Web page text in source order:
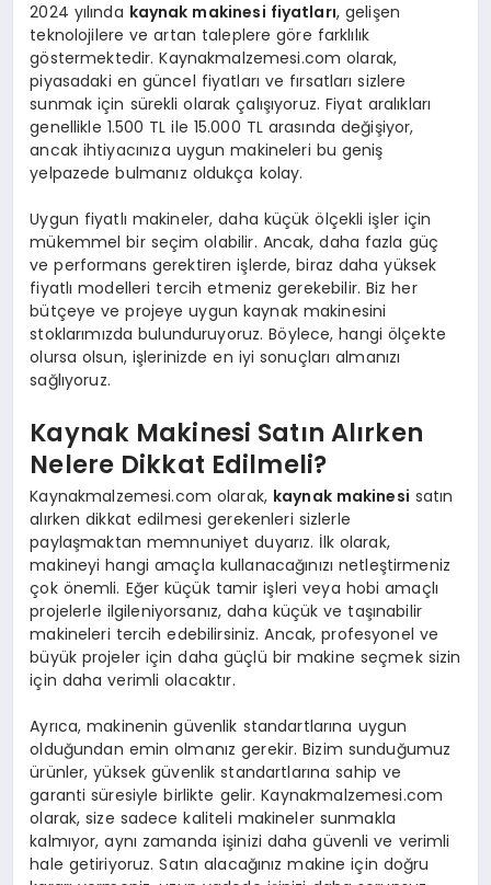
2024 yılında kaynak makinesi fiyatları, gelişen
teknolojilere ve artan taleplere göre farklılık
göstermektedir. Kaynakmalzemesi.com olarak,
piyasadaki en güncel fiyatları ve fırsatları sizlere
sunmak için sürekli olarak çalışıyoruz. Fiyat aralıkları
genellikle 1.500 TL ile 15.000 TL arasında değişiyor,
ancak ihtiyacınıza uygun makineleri bu geniş
yelpazede bulmanız oldukça kolay.
Uygun fiyatlı makineler, daha küçük ölçekli işler için
mükemmel bir seçim olabilir. Ancak, daha fazla güç
ve performans gerektiren işlerde, biraz daha yüksek
fiyatlı modelleri tercih etmeniz gerekebilir. Biz her
bütçeye ve projeye uygun kaynak makinesini
stoklarımızda bulunduruyoruz. Böylece, hangi ölçekte
olursa olsun, işlerinizde en iyi sonuçları almanızı
sağlıyoruz.
Kaynak Makinesi Satın Alırken
Nelere Dikkat Edilmeli?
Kaynakmalzemesi.com olarak, kaynak makinesi satın
alırken dikkat edilmesi gerekenleri sizlerle
paylaşmaktan memnuniyet duyarız. İlk olarak,
makineyi hangi amaçla kullanacağınızı netleştirmeniz
çok önemli. Eğer küçük tamir işleri veya hobi amaçlı
projelerle ilgileniyorsanız, daha küçük ve taşınabilir
makineleri tercih edebilirsiniz. Ancak, profesyonel ve
büyük projeler için daha güçlü bir makine seçmek sizin
için daha verimli olacaktır.
Ayrıca, makinenin güvenlik standartlarına uygun
olduğundan emin olmanız gerekir. Bizim sunduğumuz
ürünler, yüksek güvenlik standartlarına sahip ve
garanti süresiyle birlikte gelir. Kaynakmalzemesi.com
olarak, size sadece kaliteli makineler sunmakla
kalmıyor, aynı zamanda işinizi daha güvenli ve verimli
hale getiriyoruz. Satın alacağınız makine için doğru